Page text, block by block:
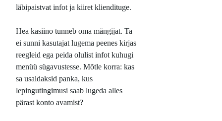
läbipaistvat infot ja kiiret kliendituge.
Hea kasiino tunneb oma mängijat. Ta
ei sunni kasutajat lugema peenes kirjas
reegleid ega peida olulist infot kuhugi
menüü sügavustesse. Mõtle korra: kas
sa usaldaksid panka, kus
lepingutingimusi saab lugeda alles
pärast konto avamist?